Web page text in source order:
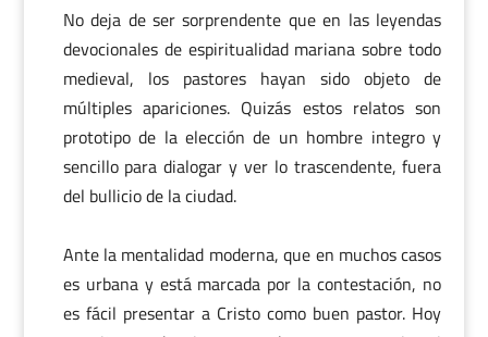
No deja de ser sorprendente que en las leyendas
devocionales de espiritualidad mariana sobre todo
medieval, los pastores hayan sido objeto de
múltiples apariciones. Quizás estos relatos son
prototipo de la elección de un hombre integro y
sencillo para dialogar y ver lo trascendente, fuera
del bullicio de la ciudad.
Ante la mentalidad moderna, que en muchos casos
es urbana y está marcada por la contestación, no
es fácil presentar a Cristo como buen pastor. Hoy